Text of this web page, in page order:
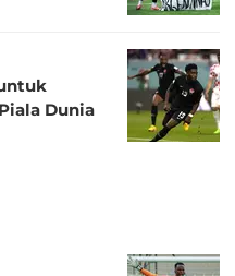
Dunia